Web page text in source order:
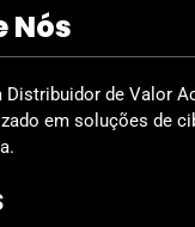
Nós
Distribuidor de Valor
em soluções de